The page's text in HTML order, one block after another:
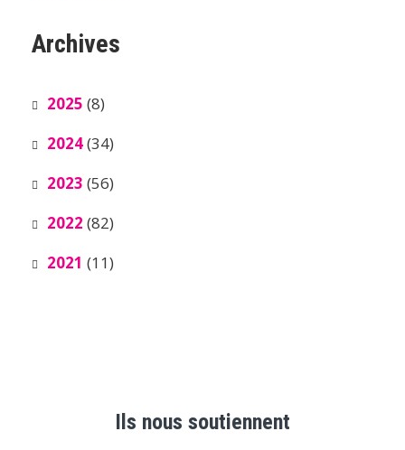
Archives
2025 (8)
2024(34)
2023 (56)
2022 (82)
2021 (11)
Ils nous soutiennent